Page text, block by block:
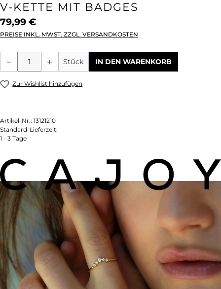
V-KETTE MIT BADGES
79,99 €
PREISE INKL. MWST. ZZGL. VERSANDKOSTEN
Produkt Anzahl: Gib den gewünschten
Stück IN DEN WARENKORB
Zur Wishlist hinzufügen
Artikel-Nr.: 13121210
Standard-Lieferzeit:
1 - 3 Tage